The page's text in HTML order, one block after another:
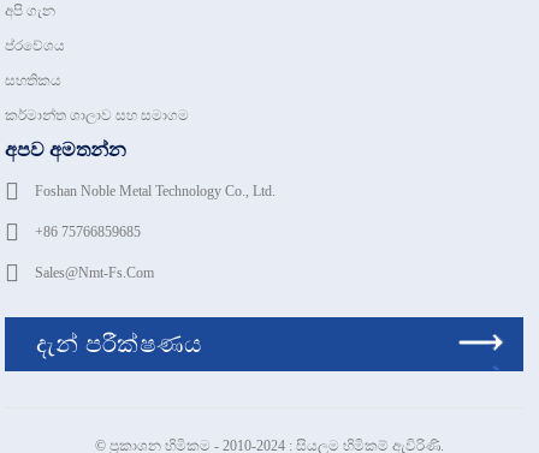
අපි ගැන
ප්රවේශය
සහතිකය
කර්මාන්ත ශාලාව සහ සමාගම
අපව අමතන්න
Foshan Noble Metal Technology Co., Ltd.
+86 75766859685
Sales@nmt-Fs.com
දැන් පරීක්ෂණය
© ප්‍රකාශන හිමිකම - 2010-2024 : සියලුම හිමිකම් ඇවිරිණි.